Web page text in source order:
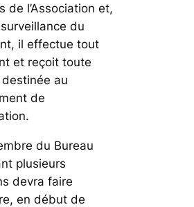
de l’Association et,
du
il effectue tout
et reçoit toute
au
de
du Bureau
plusieurs
devra faire
en début de